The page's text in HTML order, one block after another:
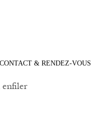
CONTACT & RENDEZ-VOUS
enfiler